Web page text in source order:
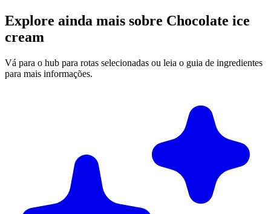
Explore ainda mais sobre Chocolate ice
cream
Vá para o hub para rotas selecionadas ou leia o guia de ingredientes
para mais informações.